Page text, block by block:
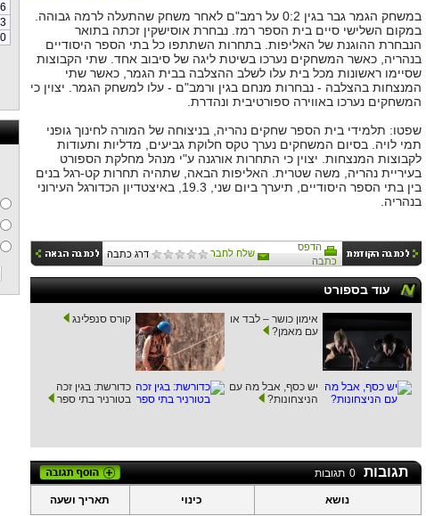
במשחק הגמר גבר בגין 0:2 על רמב"ם לאחר משחק שהתעלה לרמה גבוהה.
במקום השלישי סיים בית הספר רמז. נבחרת אוסישקין זכתה בתואר
הנבחרת ההוגנת של האליפות. בתחרות השתתפו כל בתי הספר היסודיים
בנהריה, כאשר המשחקים נערכו בשיטת ליגה של סיבוב אחד. שתי הקבוצות
שסיימו ראשונות מכל בית עלו לשלב ההצלבה בבית הגמר, כאשר שתי
המנצחות בהצלבה - נבחרות מנחם בגין ורמב"ם - עלו למשחק הגמר. יצוין כי
המשחקים נערכו באווירה ספורטיבית ונהדרת.
שפטו: תלמידי בית הספר שחקים נהריה, בניצוחה של המורה לחינוך גופני
תמי לויה. בסיום המשחקים נערך טקס חלוקת גביעים, מדליות ותעודות
לקבוצות המנצחות. יצוין כי התחרות אורגנה ע"י מנהל מחלקת הספורט
בעיריית נהריה, משה שטרית. האליפות הבאה, שתהיה תחרות קט-רגל בנים
בין בתי הספר היסודיים, תיערך ביום שני, 19.3, באיצטדיון הכדורגל העירוני
בנהריה.
הדפס
כתבה
שלח לחבר דרג כתבה
עוד בספורט
אימון כושר – לבד או
עם מאמן?
קורס סנפלינג
יש כסף, אבל מה עם
הניצחונות?
כדורשת: בגין זכה
בטורניר בתי ספר
תגובות 0 תגובות
נושא כינוי תאריך ושעה